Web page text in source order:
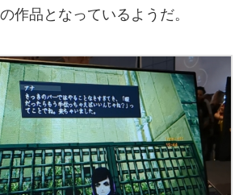
作品となっているようだ。